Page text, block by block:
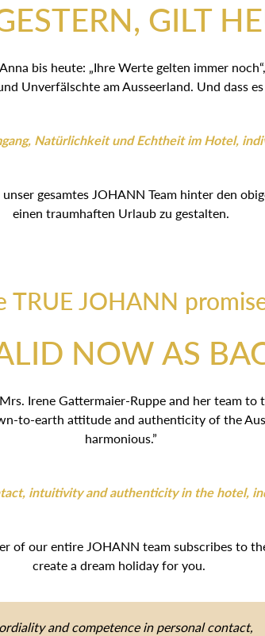
GILT
bis heute: „Ihre Werte gelten immer
Unverfälschte am Ausseerland. Und dass
Natürlichkeit und Echtheit im Hotel,
gesamtes JOHANN Team hinter den
einen traumhaften Urlaub zu gestalten.
TRUE JOHANN
NOW AS
Irene Gattermaier-Ruppe and her team to
to-earth attitude and authenticity of the
harmonious.”
intuitivity and authenticity in the hotel,
of our entire JOHANN team subscribes to
create a dream holiday for you.
and competence in personal contact,